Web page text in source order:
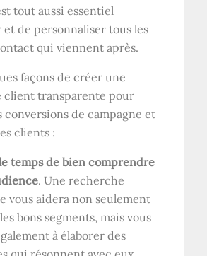
tout aussi essentiel
et de personnaliser tous les
qui viennent après.
façons de créer une
client transparente pour
conversions de campagne et
clients :
temps de bien comprendre
. Une recherche
vous aidera non seulement
bons segments, mais vous
à élaborer des